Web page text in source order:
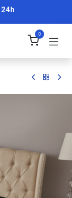
24h
0